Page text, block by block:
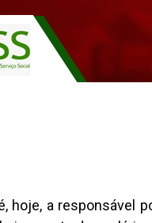
hoje, a responsável